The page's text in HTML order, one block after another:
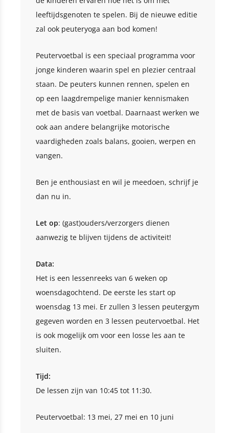
leeftijdsgenoten te spelen. Bij de nieuwe editie
zal ook peuteryoga aan bod komen!
Peutervoetbal is een speciaal programma voor
jonge kinderen waarin spel en plezier centraal
staan. De peuters kunnen rennen, spelen en
op een laagdrempelige manier kennismaken
met de basis van voetbal. Daarnaast werken we
ook aan andere belangrijke motorische
vaardigheden zoals balans, gooien, werpen en
vangen.
Ben je enthousiast en wil je meedoen, schrijf je
dan nu in.
Let op: (gast)ouders/verzorgers dienen
aanwezig te blijven tijdens de activiteit!
Data:
Het is een lessenreeks van 6 weken op
woensdagochtend. De eerste les start op
woensdag 13 mei. Er zullen 3 lessen peutergym
gegeven worden en 3 lessen peutervoetbal. Het
is ook mogelijk om voor een losse les aan te
sluiten.
Tijd:
De lessen zijn van 10:45 tot 11:30.
Peutervoetbal: 13 mei, 27 mei en 10 juni